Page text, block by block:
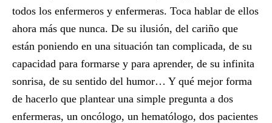
todos los enfermeros y enfermeras. Toca hablar de ellos
ahora más que nunca. De su ilusión, del cariño que
están poniendo en una situación tan complicada, de su
capacidad para formarse y para aprender, de su infinita
sonrisa, de su sentido del humor… Y qué mejor forma
de hacerlo que plantear una simple pregunta a dos
enfermeras, un oncólogo, un hematólogo, dos pacientes